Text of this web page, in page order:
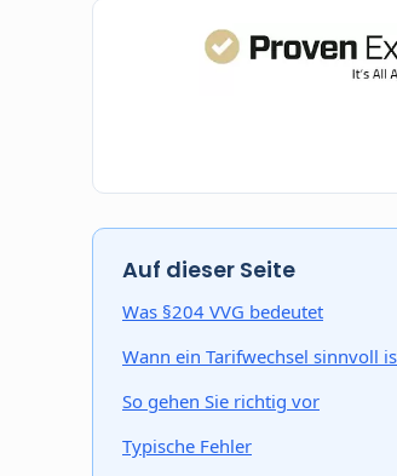
Auf dieser Seite
Was §204 VVG bedeutet
Wann ein Tarifwechsel sinnvoll
So gehen Sie richtig vor
Typische Fehler